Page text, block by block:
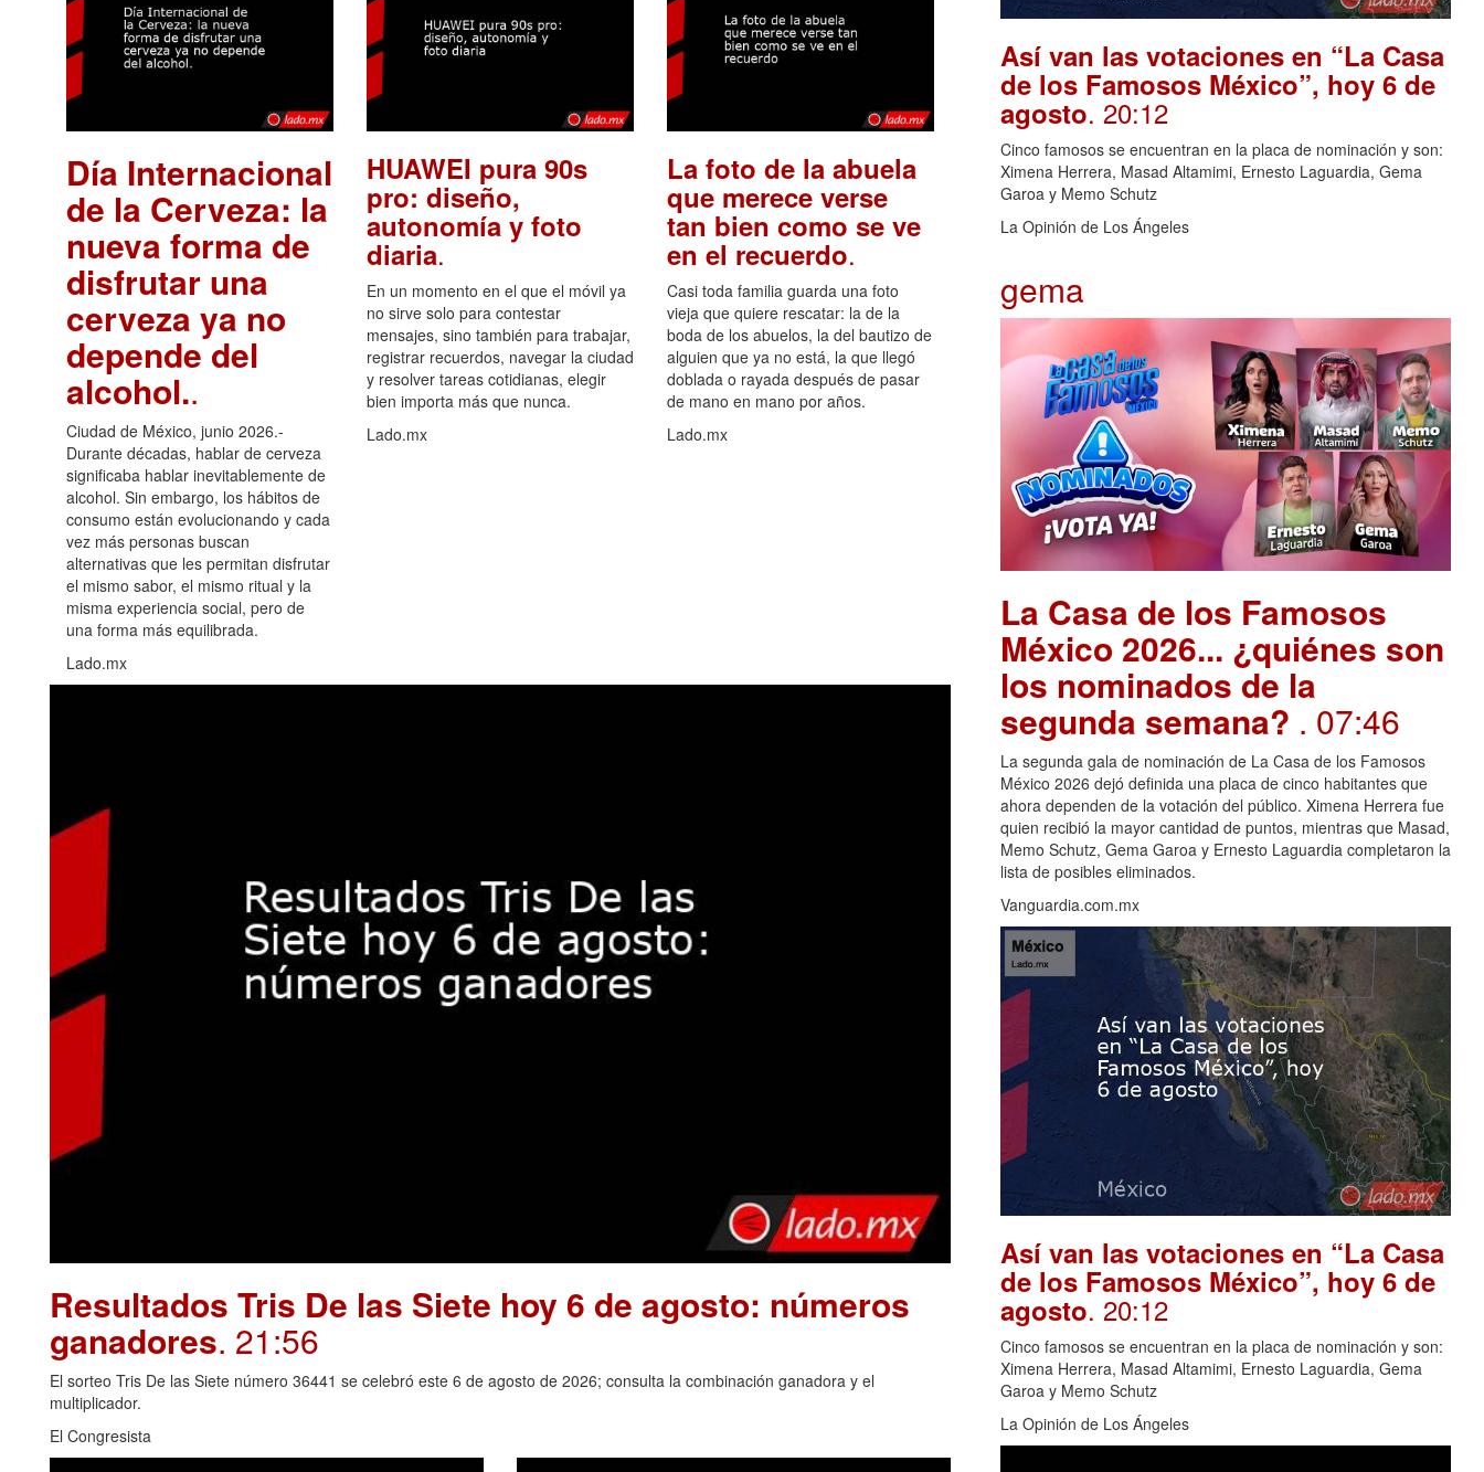
Día Internacional
de la Cerveza: la
nueva forma de
disfrutar una
cerveza ya no
depende del
alcohol..
Ciudad de México, junio 2026.-
Durante décadas, hablar de cerveza
significaba hablar inevitablemente de
alcohol. Sin embargo, los hábitos de
consumo están evolucionando y cada
vez más personas buscan
alternativas que les permitan disfrutar
el mismo sabor, el mismo ritual y la
misma experiencia social, pero de
una forma más equilibrada.
Lado.mx
HUAWEI pura 90s
pro: diseño,
autonomía y foto
diaria.
En un momento en el que el móvil ya
no sirve solo para contestar
mensajes, sino también para trabajar,
registrar recuerdos, navegar la ciudad
y resolver tareas cotidianas, elegir
bien importa más que nunca.
Lado.mx
La foto de la abuela
que merece verse
tan bien como se ve
en el recuerdo.
Casi toda familia guarda una foto
vieja que quiere rescatar: la de la
boda de los abuelos, la del bautizo de
alguien que ya no está, la que llegó
doblada o rayada después de pasar
de mano en mano por años.
Lado.mx
Resultados Tris De las Siete hoy 6 de agosto: números
ganadores. 21:56
El sorteo Tris De las Siete número 36441 se celebró este 6 de agosto de 2026; consulta la combinación ganadora y el
multiplicador.
El Congresista
Así van las votaciones en “La Casa
de los Famosos México”, hoy 6 de
agosto. 20:12
Cinco famosos se encuentran en la placa de nominación y son:
Ximena Herrera, Masad Altamimi, Ernesto Laguardia, Gema
Garoa y Memo Schutz
La Opinión de Los Ángeles
gema
La Casa de los Famosos
México 2026... ¿quiénes son
los nominados de la
segunda semana? . 07:46
La segunda gala de nominación de La Casa de los Famosos
México 2026 dejó definida una placa de cinco habitantes que
ahora dependen de la votación del público. Ximena Herrera fue
quien recibió la mayor cantidad de puntos, mientras que Masad,
Memo Schutz, Gema Garoa y Ernesto Laguardia completaron la
lista de posibles eliminados.
Vanguardia.com.mx
Así van las votaciones en “La Casa
de los Famosos México”, hoy 6 de
agosto. 20:12
Cinco famosos se encuentran en la placa de nominación y son:
Ximena Herrera, Masad Altamimi, Ernesto Laguardia, Gema
Garoa y Memo Schutz
La Opinión de Los Ángeles